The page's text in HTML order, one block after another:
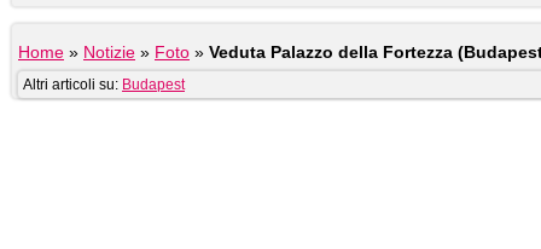
Home » Notizie » Foto » Veduta Palazzo della Fortezza
Altri articoli su: Budapest